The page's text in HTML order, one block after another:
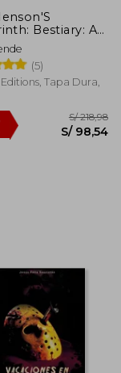
Bestiary: A
Guide to the
of the
King'S Realm
(5)
Tapa Dura,
55%
dcto.